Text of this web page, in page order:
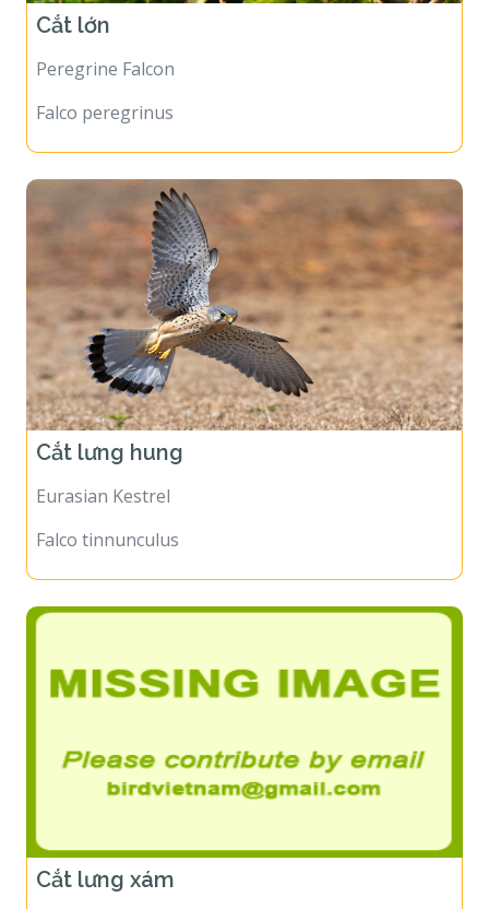
Cắt lớn
Peregrine Falcon
Falco peregrinus
Cắt lưng hung
Eurasian Kestrel
Falco tinnunculus
Cắt lưng xám